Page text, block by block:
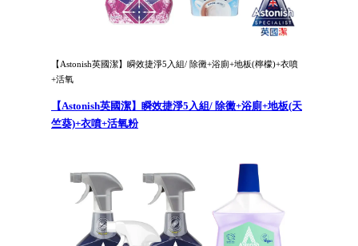
【Astonish英國潔】瞬效捷淨5入組/ 除黴+浴廁+地板(檸檬)+衣噴
+活氧
【Astonish英國潔】瞬效捷淨5入組/ 除黴+浴廁+地板(天
竺葵)+衣噴+活氧粉